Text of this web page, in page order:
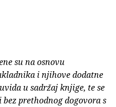
su na osnovu
i njihove dodatne
u sadržaj knjige, te se
prethodnog dogovora s